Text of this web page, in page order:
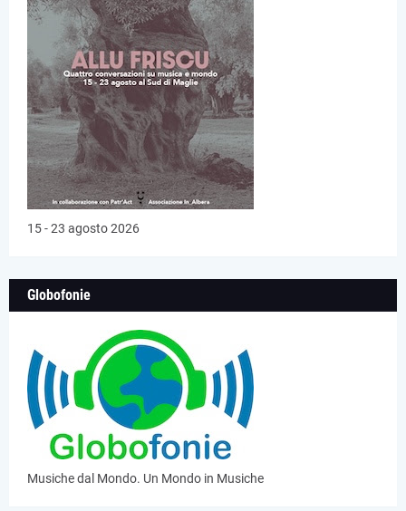
15 - 23 agosto 2026
Globofonie
Musiche dal Mondo. Un Mondo in Musiche